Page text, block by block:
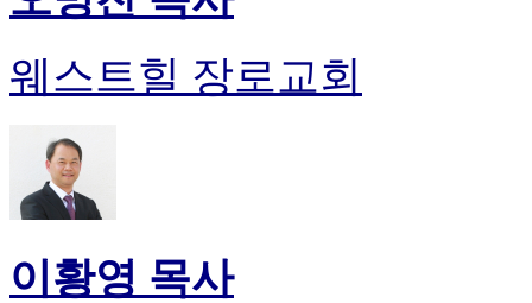
웨스트힐 장로교회
이황영 목사